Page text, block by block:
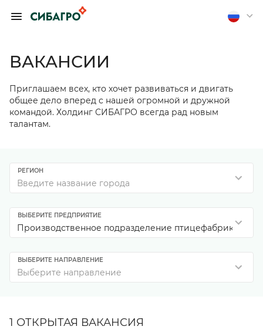
ВАКАНСИИ
Приглашаем всех, кто хочет развиваться и двигать
общее дело вперед с нашей огромной и дружной
командой. Холдинг СИБАГРО всегда рад новым
талантам.
Введите название города
РЕГИОН
Производственное подразделение птицефабрики
ВЫБЕРИТЕ ПРЕДПРИЯТИЕ
Выберите направление
ВЫБЕРИТЕ НАПРАВЛЕНИЕ
1 ОТКРЫТАЯ ВАКАНСИЯ
ПРАВЛЕНИЯ А.
П. ТЮТЮШЕВУ
Если вы хотите получить
обратную связь, оставьте
свои контакты